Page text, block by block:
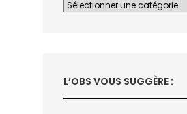
L’OBS VOUS SUGGÈRE :